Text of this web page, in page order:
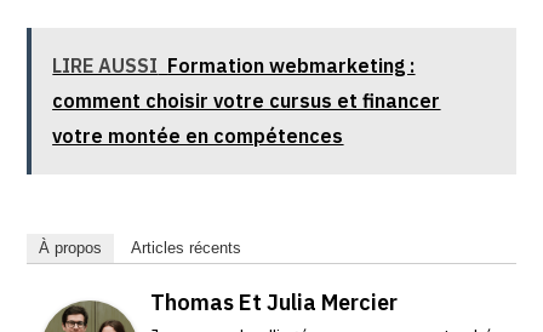
LIRE AUSSI Formation webmarketing :
comment choisir votre cursus et financer
votre montée en compétences
À propos Articles récents
Thomas Et Julia Mercier